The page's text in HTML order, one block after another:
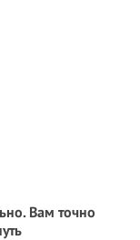
Вам точно